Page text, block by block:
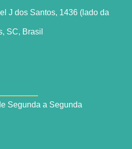
J dos Santos, 1436 (lado da
SC, Brasil
Segunda a Segunda